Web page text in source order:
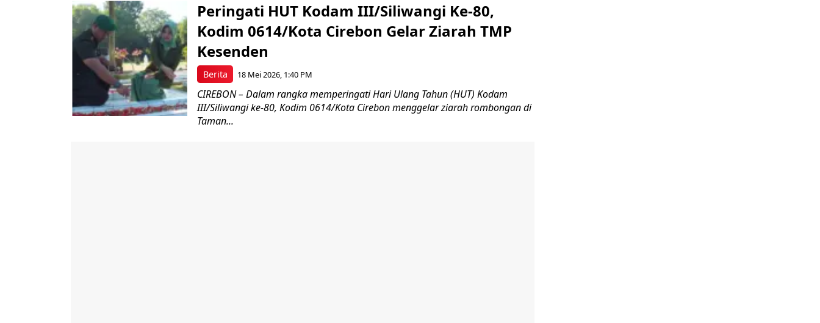
Berita
Peringati HUT Kodam III/Siliwangi Ke-80,
Kodim 0614/Kota Cirebon Gelar Ziarah TMP
Kesenden
18 Mei 2026, 1:40 PM
CIREBON – Dalam rangka memperingati Hari Ulang Tahun (HUT) Kodam
III/Siliwangi ke-80, Kodim 0614/Kota Cirebon menggelar ziarah rombongan di
Taman...